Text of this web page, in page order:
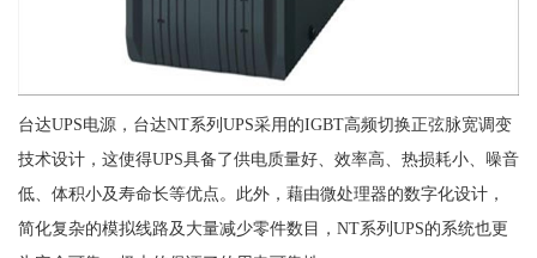
台达UPS电源，台达NT系列UPS采用的IGBT高频切换正弦脉宽调变
技术设计，这使得UPS具备了供电质量好、效率高、热损耗小、噪音
低、体积小及寿命长等优点。此外，藉由微处理器的数字化设计，
简化复杂的模拟线路及大量减少零件数目，NT系列UPS的系统也更